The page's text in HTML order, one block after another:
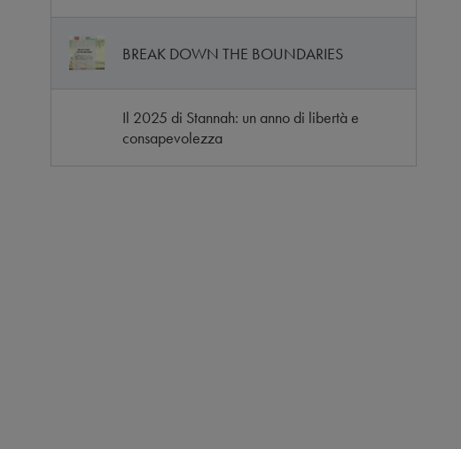
BREAK DOWN THE BOUNDARIES
Il 2025 di Stannah: un anno di libertà e
consapevolezza